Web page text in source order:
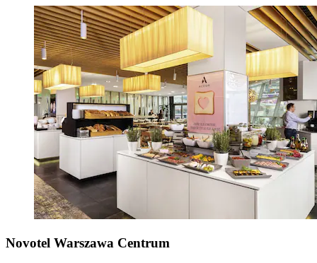
Novotel Warszawa Centrum